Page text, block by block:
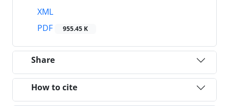
XML
PDF
955.45 K
Share
How to cite